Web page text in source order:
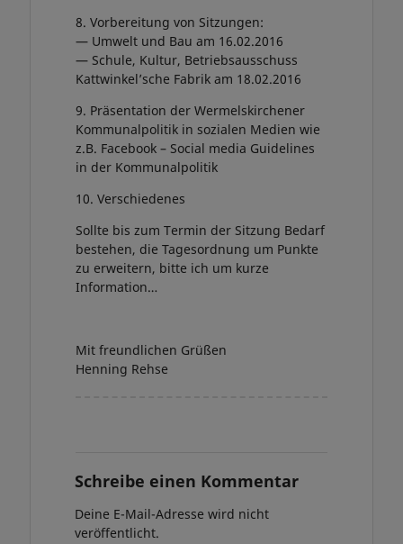
8. Vorbereitung von Sitzungen:
— Umwelt und Bau am 16.02.2016
— Schule, Kultur, Betriebsausschuss
Kattwinkel’sche Fabrik am 18.02.2016
9. Präsentation der Wermelskirchener
Kommunalpolitik in sozialen Medien wie
z.B. Facebook – Social media Guidelines
in der Kommunalpolitik
10. Verschiedenes
Sollte bis zum Termin der Sitzung Bedarf
bestehen, die Tagesordnung um Punkte
zu erweitern, bitte ich um kurze
Information…
Mit freundlichen Grüßen
Henning Rehse
Schreibe einen Kommentar
Deine E-Mail-Adresse wird nicht
veröffentlicht.